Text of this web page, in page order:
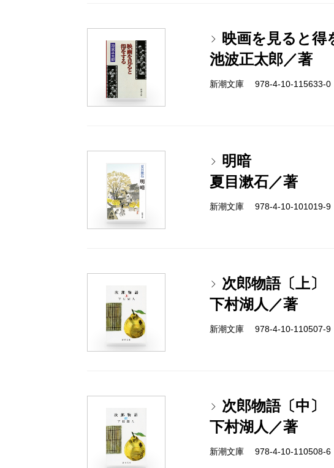
映画を見ると得
池波正太郎／著
新潮文庫 978-4-10-
明暗
夏目漱石／著
新潮文庫 978-4-10-
次郎物語〔上〕
下村湖人／著
新潮文庫 978-4-10-
次郎物語〔中〕
下村湖人／著
新潮文庫 978-4-10-